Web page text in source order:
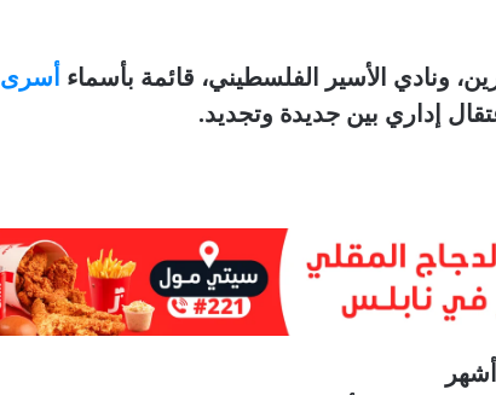
ونادي الأسير الفلسطيني، قائمة بأسماء أسرى
إداري بين جديدة وتجديد.